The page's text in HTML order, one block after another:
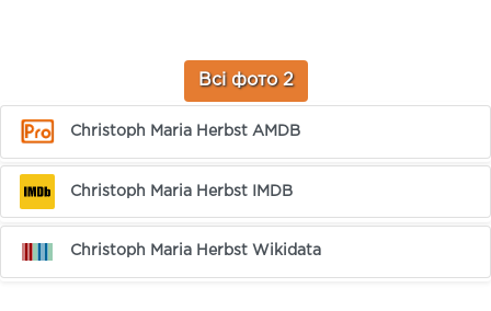
Всі фото 2
Christoph Maria Herbst AMDB
Christoph Maria Herbst IMDB
Christoph Maria Herbst Wikidata